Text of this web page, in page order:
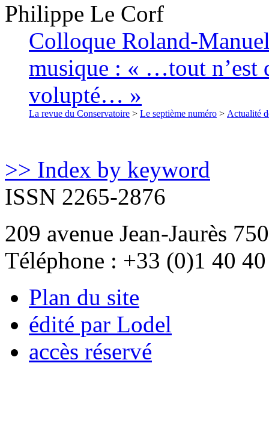
Philippe Le Corf
Colloque Roland-
musique : « …tout n’est
volupté… »
La revue du Conservatoire > Le septième numéro > Actualité
>> Index by keyword
ISSN 2265-2876
209 avenue Jean-Jaurès
Téléphone : +33 (0)1 40
Plan du site
édité par Lodel
accès réservé